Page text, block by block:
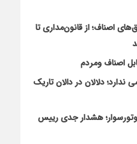
اصناف؛ از قانون‌مداری تا
اصناف ومردم
دلالان در دالان تاریک
هشدار جدی رییس